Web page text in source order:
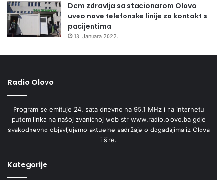
Dom zdravlja sa stacionarom Olovo
uveo nove telefonske linije za kontakt s
pacijentima
18. Januara 2022.
Radio Olovo
Program se emituje 24. sata dnevno na 95,1 MHz i na internetu
putem linka na našoj zvaničnoj web str www.radio.olovo.ba gdje
svakodnevno objavljujemo aktuelne sadržaje o događajima iz Olova
i šire.
Kategorije